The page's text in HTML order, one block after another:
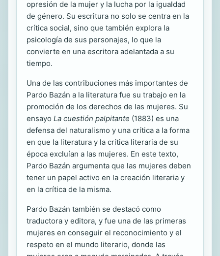
opresión de la mujer y la lucha por la igualdad
de género. Su escritura no solo se centra en la
crítica social, sino que también explora la
psicología de sus personajes, lo que la
convierte en una escritora adelantada a su
tiempo.
Una de las contribuciones más importantes de
Pardo Bazán a la literatura fue su trabajo en la
promoción de los derechos de las mujeres. Su
ensayo La cuestión palpitante (1883) es una
defensa del naturalismo y una crítica a la forma
en que la literatura y la crítica literaria de su
época excluían a las mujeres. En este texto,
Pardo Bazán argumenta que las mujeres deben
tener un papel activo en la creación literaria y
en la crítica de la misma.
Pardo Bazán también se destacó como
traductora y editora, y fue una de las primeras
mujeres en conseguir el reconocimiento y el
respeto en el mundo literario, donde las